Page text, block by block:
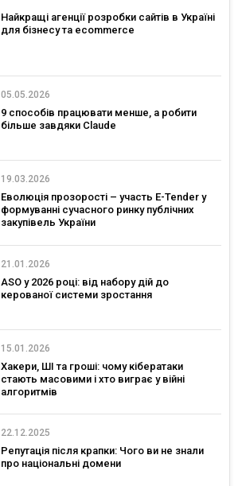
Найкращі агенції розробки сайтів в Україні
для бізнесу та ecommerce
05.05.2026
9 способів працювати менше, а робити
більше завдяки Claude
19.03.2026
Еволюція прозорості – участь E-Tender у
формуванні сучасного ринку публічних
закупівель України
21.01.2026
ASO у 2026 році: від набору дій до
керованої системи зростання
15.01.2026
Хакери, ШІ та гроші: чому кібератаки
стають масовими і хто виграє у війні
алгоритмів
22.12.2025
Репутація після крапки: Чого ви не знали
про національні домени